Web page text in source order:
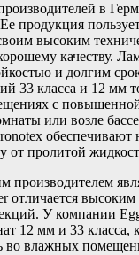
в
продукция
высоким
качеству.
и долгим
33 класса и 12
с
или возле
обеспечивают
от пролитой
отличается высоким
У компании
12 мм и 33 класса,
во влажных